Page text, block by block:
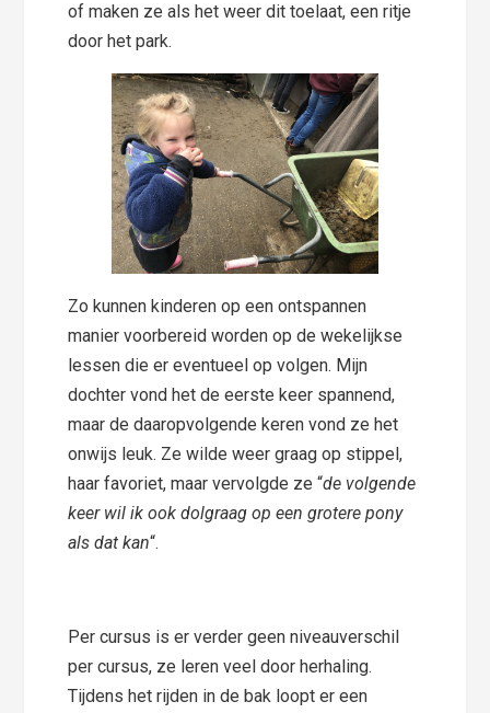
of maken ze als het weer dit toelaat, een ritje
door het park.
Zo kunnen kinderen op een ontspannen
manier voorbereid worden op de wekelijkse
lessen die er eventueel op volgen. Mijn
dochter vond het de eerste keer spannend,
maar de daaropvolgende keren vond ze het
onwijs leuk. Ze wilde weer graag op stippel,
haar favoriet, maar vervolgde ze “de volgende
keer wil ik ook dolgraag op een grotere pony
als dat kan“.
Per cursus is er verder geen niveauverschil
per cursus, ze leren veel door herhaling.
Tijdens het rijden in de bak loopt er een